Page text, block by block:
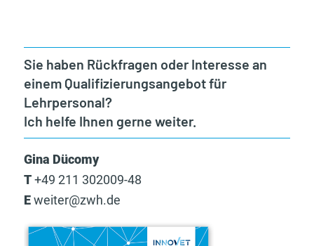
Sie haben Rückfragen oder Interesse an
einem Qualifizierungsangebot für
Lehrpersonal?
Ich helfe Ihnen gerne weiter.
Gina Dücomy
T +49 211 302009-48
E weiter@zwh.de